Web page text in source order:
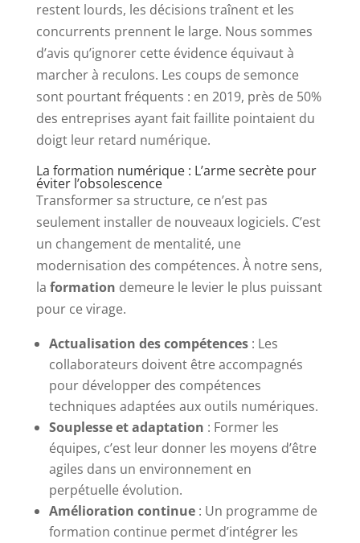
restent lourds, les décisions traînent et les
concurrents prennent le large. Nous sommes
d’avis qu’ignorer cette évidence équivaut à
marcher à reculons. Les coups de semonce
sont pourtant fréquents : en 2019, près de 50%
des entreprises ayant fait faillite pointaient du
doigt leur retard numérique.
La formation numérique : L’arme secrète pour
éviter l’obsolescence
Transformer sa structure, ce n’est pas
seulement installer de nouveaux logiciels. C’est
un changement de mentalité, une
modernisation des compétences. À notre sens,
la formation demeure le levier le plus puissant
pour ce virage.
Actualisation des compétences: Les
collaborateurs doivent être accompagnés
pour développer des compétences
techniques adaptées aux outils numériques.
Souplesse et adaptation : Former les
équipes, c’est leur donner les moyens d’être
agiles dans un environnement en
perpétuelle évolution.
Amélioration continue: Un programme de
formation continue permet d’intégrer les